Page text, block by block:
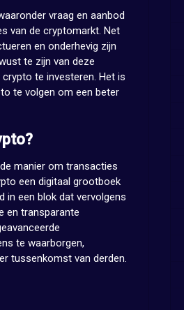
vraag en aanbod
van de cryptomarkt. Net
en onderhevig zijn
te zijn van deze
te investeren. Het is
te volgen om een beter
manier om transacties
een digitaal grootboek
in een blok dat vervolgens
en transparante
te waarborgen,
tussenkomst van derden.